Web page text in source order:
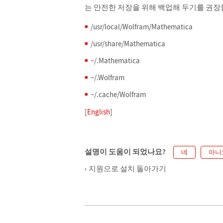
는 안전한 저장을 위해 백업해 두기를 권장
/usr/local/Wolfram/Mathematica
/usr/share/Mathematica
~/.Mathematica
~/.Wolfram
~/.cache/Wolfram
[English]
설명이 도움이 되었나요? 네 아니
지원으로 설치 돌아가기